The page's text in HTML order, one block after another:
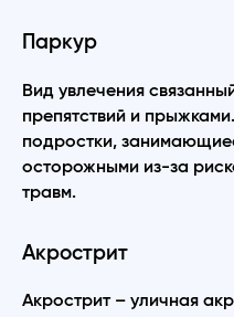
Паркур
Вид увлечения
препятствий и
подростки,
осторожными из-за
травм.
Акрострит
Акрострит – уличная